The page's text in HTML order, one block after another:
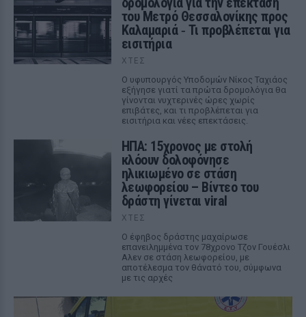
του Μετρό Θεσσαλονίκης προς
Καλαμαριά ‑ Τι προβλέπεται για
εισιτήρια
ΧΤΕΣ
Ο υφυπουργός Υποδομών Νίκος Ταχιάος
εξήγησε γιατί τα πρώτα δρομολόγια θα
γίνονται νυχτερινές ώρες χωρίς
επιβάτες, και τι προβλέπεται για
εισιτήρια και νέες επεκτάσεις.
ΗΠΑ: 15χρονος με στολή
κλόουν δολοφόνησε
ηλικιωμένο σε στάση
λεωφορείου – Βίντεο του
δράστη γίνεται viral
ΧΤΕΣ
Ο έφηβος δράστης μαχαίρωσε
επανειλημμένα τον 78χρονο Τζον Γουέσλι
Αλεν σε στάση λεωφορείου, με
αποτέλεσμα τον θάνατό του, σύμφωνα
με τις αρχές